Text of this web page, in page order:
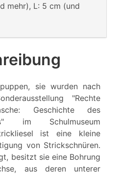
mehr), L: 5 cm (und
sie wurden nach
"Rechte
Geschichte des
im Schulmuseum
ist eine kleine
von Strickschnüren.
besitzt sie eine Bohrung
aus deren unterer